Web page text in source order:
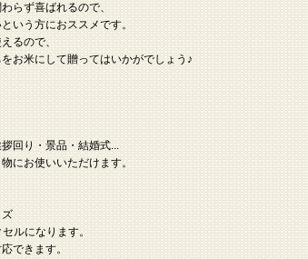
らず喜ばれるので、
いう方におススメです。
るので、
お米にして贈ってはいかがでしょう♪
回り・景品・結婚式...
にお使いいただけます。
ルになります。
できます。